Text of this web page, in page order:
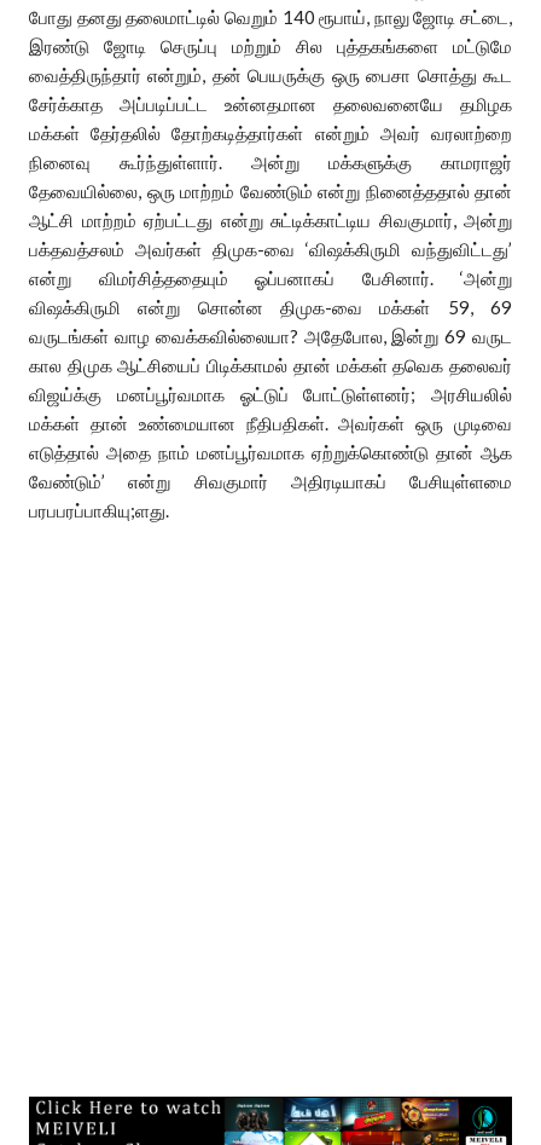
போது தனது தலைமாட்டில் வெறும் 140 ரூபாய், நாலு ஜோடி சட்டை,
இரண்டு ஜோடி செருப்பு மற்றும் சில புத்தகங்களை மட்டுமே
வைத்திருந்தார் என்றும், தன் பெயருக்கு ஒரு பைசா சொத்து கூட
சேர்க்காத அப்படிப்பட்ட உன்னதமான தலைவனையே தமிழக
மக்கள் தேர்தலில் தோற்கடித்தார்கள் என்றும் அவர் வரலாற்றை
நினைவு கூர்ந்துள்ளார். அன்று மக்களுக்கு காமராஜர்
தேவையில்லை, ஒரு மாற்றம் வேண்டும் என்று நினைத்ததால் தான்
ஆட்சி மாற்றம் ஏற்பட்டது என்று சுட்டிக்காட்டிய சிவகுமார், அன்று
பக்தவத்சலம் அவர்கள் திமுக-வை ‘விஷக்கிருமி வந்துவிட்டது’
என்று விமர்சித்ததையும் ஓப்பனாகப் பேசினார். ‘அன்று
விஷக்கிருமி என்று சொன்ன திமுக-வை மக்கள் 59, 69
வருடங்கள் வாழ வைக்கவில்லையா? அதேபோல, இன்று 69 வருட
கால திமுக ஆட்சியைப் பிடிக்காமல் தான் மக்கள் தவெக தலைவர்
விஜய்க்கு மனப்பூர்வமாக ஓட்டுப் போட்டுள்ளனர்; அரசியலில்
மக்கள் தான் உண்மையான நீதிபதிகள். அவர்கள் ஒரு முடிவை
எடுத்தால் அதை நாம் மனப்பூர்வமாக ஏற்றுக்கொண்டு தான் ஆக
வேண்டும்’ என்று சிவகுமார் அதிரடியாகப் பேசியுள்ளமை
பரபபரப்பாகியு;ளது.